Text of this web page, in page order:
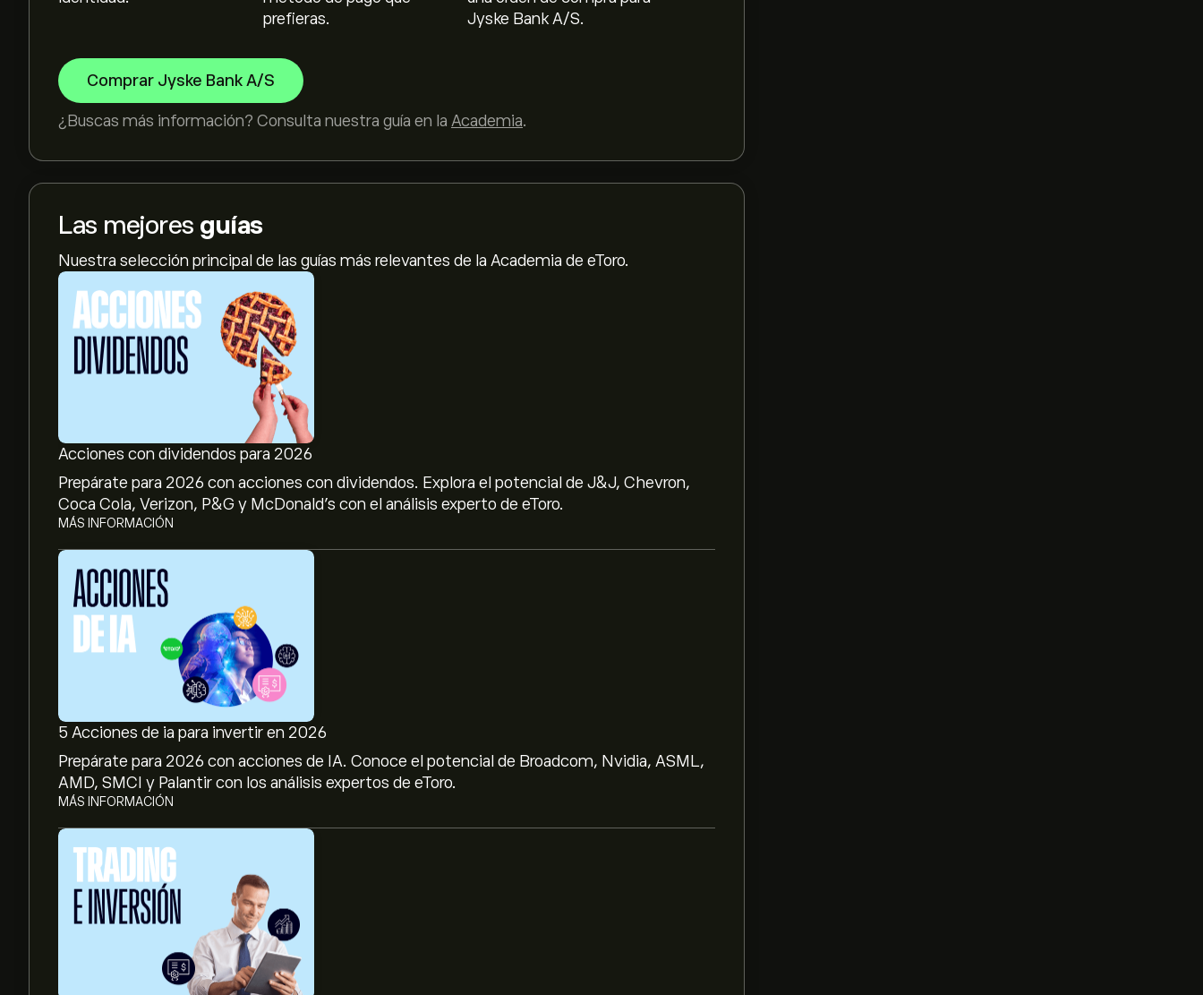
prefieras.
Jyske Bank A/S.
Comprar Jyske Bank A/S
¿Buscas más información? Consulta nuestra guía en la Academia.
Las mejores guías
Nuestra selección principal de las guías más relevantes de la Academia de eToro.
Acciones con dividendos para 2026
Prepárate para 2026 con acciones con dividendos. Explora el potencial de J&J, Chevron,
Coca Cola, Verizon, P&G y McDonald’s con el análisis experto de eToro.
MÁS INFORMACIÓN
5 Acciones de ia para invertir en 2026
Prepárate para 2026 con acciones de IA. Conoce el potencial de Broadcom, Nvidia, ASML,
AMD, SMCI y Palantir con los análisis expertos de eToro.
MÁS INFORMACIÓN
El precio actual de las acciones de JYSK.CO es de 1,043.00‎kr‎.
El precio medio objetivo para las acciones de Jyske Bank A/S es de 1,043.00‎kr‎.
en eToro para conocer los precios objetivo y las previsiones de los analistas.